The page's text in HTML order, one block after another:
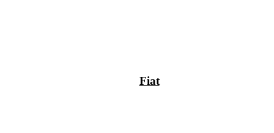
Fiat